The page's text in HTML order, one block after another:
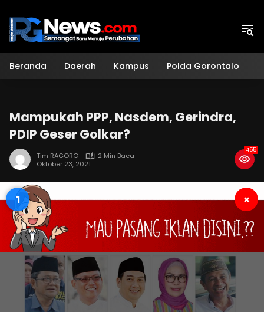
konten
Beranda Daerah Kampus Polda Gorontalo
Mampukah PPP, Nasdem, Gerindra,
PDIP Geser Golkar?
Tim RAGORO
2 Min Baca
Oktober 23, 2021
455
0 ×